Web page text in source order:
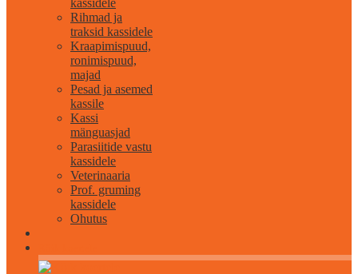
kassidele
Rihmad ja
traksid kassidele
Kraapimispuud,
ronimispuud,
majad
Pesad ja asemed
kassile
Kassi
mänguasjad
Parasiitide vastu
kassidele
Veterinaaria
Prof. gruming
kassidele
Ohutus